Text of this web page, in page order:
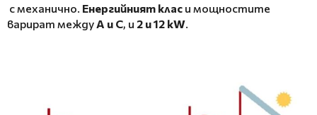
с механично. Енергийният клас и мощностите
варират между A и C, и 2 и 12 kW